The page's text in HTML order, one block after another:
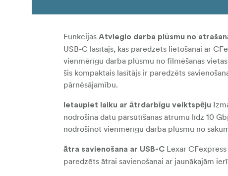
Funkcijas Atvieglo darba plūsmu no
USB-C lasītājs, kas paredzēts lietošanai ar
vienmērīgu darba plūsmu no filmēšanas
šis kompaktais lasītājs ir paredzēts
pārnēsājamību.
Ietaupiet laiku ar ātrdarbīgu veiktspēju
nodrošina datu pārsūtīšanas ātrumu līdz 10
nodrošinot vienmērīgu darba plūsmu no
ātra savienošana ar USB-C Lexar
paredzēts ātrai savienošanai ar jaunākajām